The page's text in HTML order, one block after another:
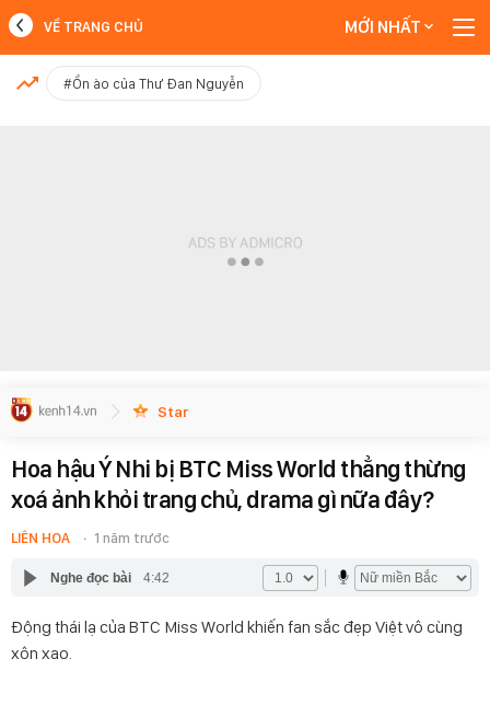
MỚI NHẤT
VỀ TRANG CHỦ MỚI NHẤT
#Ồn ào của Thư Đan Nguyễn
Star
Hoa hậu Ý Nhi bị BTC Miss World thẳng thừng
xoá ảnh khỏi trang chủ, drama gì nữa đây?
LIÊN HOA 1 năm trước
Nghe đọc bài 4:42
Động thái lạ của BTC Miss World khiến fan sắc đẹp Việt vô cùng
xôn xao.